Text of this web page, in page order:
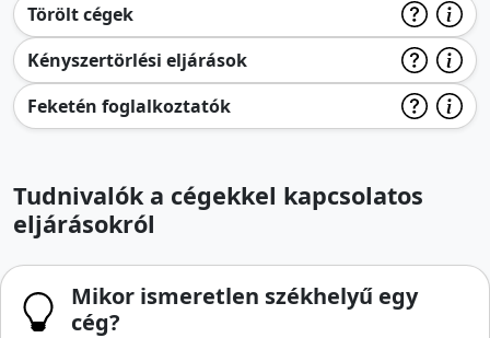
Törölt cégek
Kényszertörlési eljárások
Feketén foglalkoztatók
Tudnivalók a cégekkel kapcsolatos
eljárásokról
Mikor ismeretlen székhelyű egy
cég?